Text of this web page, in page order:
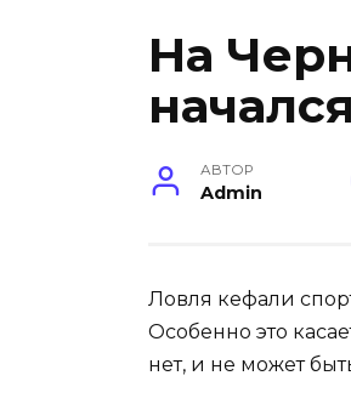
На
АВТОР
Admin
Ловля кефали
Особенно это
нет, и не может